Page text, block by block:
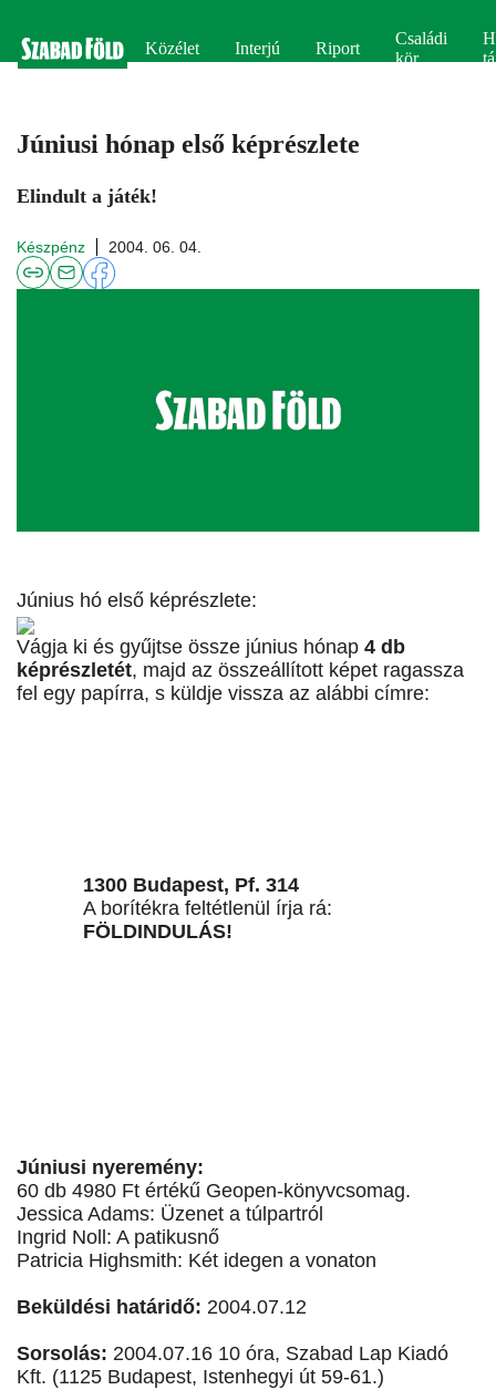
Közélet Interjú Riport
Családi
kör
Júniusi hónap első képrészlete
Elindult a játék!
Készpénz 2004. 06. 04.
Június hó első képrészlete:
Vágja ki és gyűjtse össze június hónap 4 db
képrészletét, majd az összeállított képet ragassza
fel egy papírra, s küldje vissza az alábbi címre:
1300 Budapest, Pf. 314
A borítékra feltétlenül írja rá:
FÖLDINDULÁS!
Júniusi nyeremény:
60 db 4980 Ft értékű Geopen-könyvcsomag.
Jessica Adams: Üzenet a túlpartról
Ingrid Noll: A patikusnő
Patricia Highsmith: Két idegen a vonaton
Beküldési határidő: 2004.07.12
Sorsolás: 2004.07.16 10 óra, Szabad Lap Kiadó
Kft. (1125 Budapest, Istenhegyi út 59-61.)